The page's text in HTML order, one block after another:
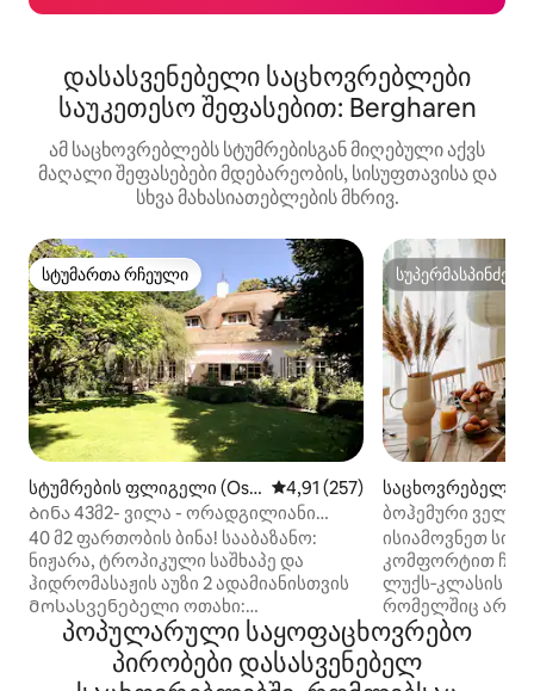
დასასვენებელი საცხოვრებლები
საუკეთესო შეფასებით: Bergharen
ამ საცხოვრებლებს სტუმრებისგან მიღებული აქვს
მაღალი შეფასებები მდებარეობის, სისუფთავისა და
სხვა მახასიათებლების მხრივ.
სტუმართა რჩეული
სტუმართა რჩეული
სტუმრების ფლიგელი (Os
s)
საშუალო შეფასებაა 5‑დან
4,91 (257)
Ბინა 43მ2- ვილა - ორადგილიანი
ჯაკუზი - საუნა
40 მ2 ფართობის ბინა! სააბაზანო:
ნიჟარა, ტროპიკული საშხაპე და
ჰიდრომასაჟის აუზი 2 ადამიანისთვის
Მოსასვენებელი ოთახი:
კონდიციონერი, ზარმაცი
(საძილე)დივანი 55-დუიმიანი სმარტ-
ტელევიზორით NLziet-ით, Netflix-ით
საცხოვრებელი
ბოჰემური
აუზი და საუნა
ისიამოვნეთ
კომფორტით
ლუქს‑კლასის
რომელშიც არის
ჰიდრომასაჟის
ეს
ტბისპირას,
პოპულარული საყოფაცხოვრებო
პირობები დასასვენებელ